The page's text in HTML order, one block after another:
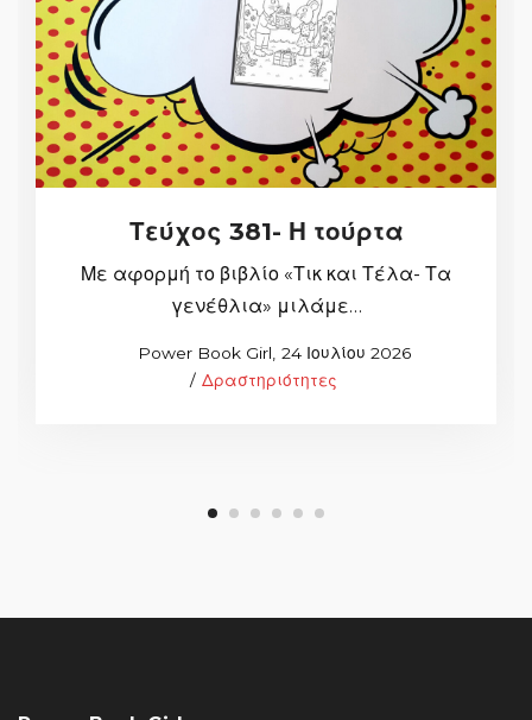
Τεύχος 381- Η τούρτα
Με αφορμή το βιβλίο «Τικ και Τέλα- Τα
γενέθλια» μιλάμε…
Power Book Girl Posted
on
24 Ιουλίου 2026
Posted
Δραστηριότητες